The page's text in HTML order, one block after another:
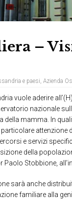
–
e paesi, Azienda
vuole aderire
nazionale
mamma. In
e servizi
della
Stobbione,
sarà anche
familiare alla